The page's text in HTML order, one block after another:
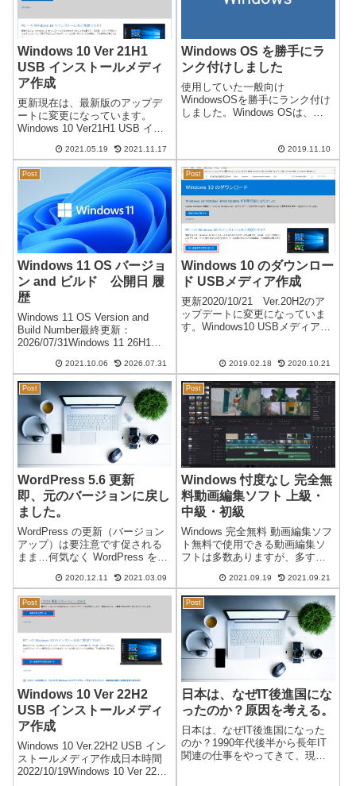
Windows 10 Ver 21H1
USB インストールメディ
ア作成
更新現在は、最新版のアップデ
ートに変更になっています。
Windows 10 Ver21H1 USB イン
2021/05/19Windows 10 Ver 21H1
のアップデートが可能になりま
した。通常のアップ...
2021.05.19 2021.11.17
Windows OS を勝手にラ
ンク付けしました
使用していた一般向け
WindowsOSを勝手にランク付け
しました。Windows OSは、
を1995年のWindows95で人気に
なり一般に普及してきました。
今では一般企業などに...
2019.11.10
Post
Windows 11 OS バージョ
ン and ビルド 公開日 履
歴
Windows 11 OS Version and
Build Number最終更新：
2026/07/31Windows 11 26H1
28000）※特定シリコン専用/一
般公開予定なしNoOSビルド
No...
2021.10.06 2026.07.31
Post
Windows 10 のダウンロー
ド USBメディア作成
更新2020/10/21 Ver.20H2のア
ップデートに変更になっていま
す。Windows10 USBメディア
気にすることなくバージョンア
ップを行っています。個人的に
は、複数...
2019.02.18 2020.10.21
Post
WordPress 5.6 更新
即、元のバージョンに戻し
ました。
WordPress の更新（バージョン
アップ）は要注意です促される
まま…何気なく WordPress を
画面が・・・びっくり！即、元
のバージョンに戻しました。
WordPress をダウングレードす
ることになり...
2020.12.11 2021.03.09
Post
Windows 忖度なし 完全無
料動画編集ソフト 上級・
中級・初級
Windows 完全無料 動画編集ソフ
ト無料で使用できる動画編集ソ
フトは多数ありますが、多すぎ
いつつ、体験版や期間限定が多
く、条件付きで無料になってい
たり透かし画像（ウォーターマ
ーク）が入るものもあります。
無料版...
2021.09.19 2021.09.21
Post
Windows 10 Ver 22H2
USB インストールメディ
ア作成
Windows 10 Ver.22H2 USB イン
ストールメディア作成日本時間
2022/10/19Windows 10 Ver 22H2
Post
日本は、なぜIT後進国にな
ったのか？原因を考える。
日本は、なぜIT後進国になった
のか？1990年代後半から長年IT
関連の仕事をやってきて、現在